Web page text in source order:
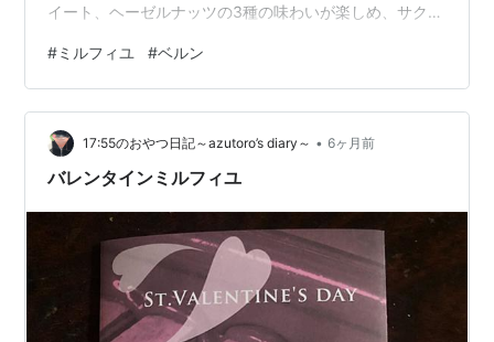
イート、ヘーゼルナッツの3種の味わいが楽しめ、サクサ
な逸品です。
#ミルフィユ #ベルン
17:55のおやつ日記～azutoro’s diary～ • 6ヶ月前
バレンタインミルフィユ